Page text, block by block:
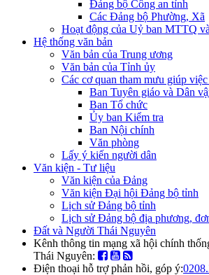
Đảng bộ Công an tỉnh
Các Đảng bộ Phường, Xã
Hoạt động của Uỷ ban MTTQ
Hệ thống văn bản
Văn bản của Trung ương
Văn bản của Tỉnh ủy
Các cơ quan tham mưu giúp
Ban Tuyên giáo và Dân
Ban Tổ chức
Ủy ban Kiểm tra
Ban Nội chính
Văn phòng
Lấy ý kiến người dân
Văn kiện - Tư liệu
Văn kiện của Đảng
Văn kiện Đại hội Đảng bộ tỉnh
Lịch sử Đảng bộ tỉnh
Lịch sử Đảng bộ địa phương,
Đất và Người Thái Nguyên
Kênh thông tin mạng xã hội chính
Thái Nguyên:
Điện thoại hỗ trợ phản hồi, góp ý: